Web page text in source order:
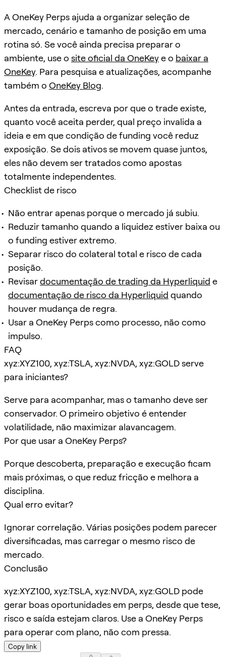
A OneKey Perps ajuda a organizar seleção de
mercado, cenário e tamanho de posição em uma
rotina só. Se você ainda precisa preparar o
ambiente, use o site oficial da OneKeye o baixar a
OneKey. Para pesquisa e atualizações, acompanhe
também o OneKey Blog.
Antes da entrada, escreva por que o trade existe,
quanto você aceita perder, qual preço invalida a
ideia e em que condição de funding você reduz
exposição. Se dois ativos se movem quase juntos,
eles não devem ser tratados como apostas
totalmente independentes.
Checklist de risco
Não entrar apenas porque o mercado já subiu.
Reduzir tamanho quando a liquidez estiver baixa ou
o funding estiver extremo.
Separar risco do colateral total e risco de cada
posição.
Revisardocumentação de trading da Hyperliquid e
documentação de risco da Hyperliquid quando
houver mudança de regra.
Usar a OneKey Perps como processo, não como
impulso.
FAQ
xyz:XYZ100, xyz:TSLA, xyz:NVDA, xyz:GOLD serve
para iniciantes?
Serve para acompanhar, mas o tamanho deve ser
conservador. O primeiro objetivo é entender
volatilidade, não maximizar alavancagem.
Por que usar a OneKey Perps?
Porque descoberta, preparação e execução ficam
mais próximas, o que reduz fricção e melhora a
disciplina.
Qual erro evitar?
Ignorar correlação. Várias posições podem parecer
diversificadas, mas carregar o mesmo risco de
mercado.
Conclusão
xyz:XYZ100, xyz:TSLA, xyz:NVDA, xyz:GOLD pode
gerar boas oportunidades em perps, desde que tese,
risco e saída estejam claros. Use a OneKey Perps
para operar com plano, não com pressa.
Copy link